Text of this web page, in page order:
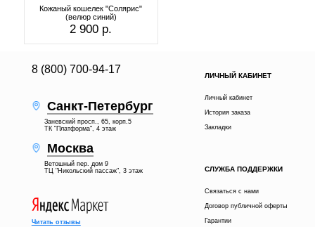
Кожаный кошелек "Солярис"
(велюр синий)
2 900 р.
8 (800) 700-94-17
Санкт-Петербург
Заневский просп., 65, корп.5
ТК "Платформа", 4 этаж
Москва
Ветошный пер. дом 9
ТЦ "Никольский пассаж", 3 этаж
ЛИЧНЫЙ КАБИНЕТ
Личный кабинет
История заказа
Закладки
СЛУЖБА ПОДДЕРЖКИ
Связаться с нами
Договор публичной оферты
Гарантии
Читать отзывы